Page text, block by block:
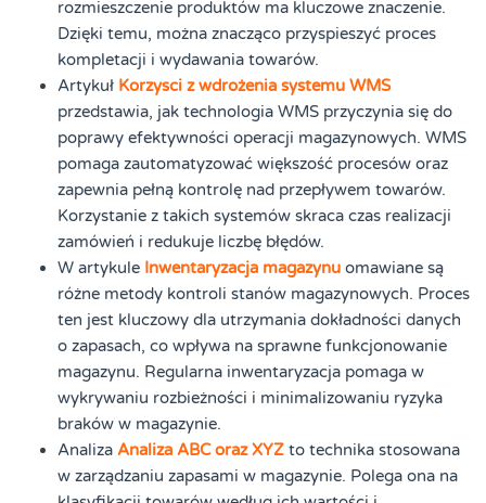
rozmieszczenie produktów ma kluczowe znaczenie.
Dzięki temu, można znacząco przyspieszyć proces
kompletacji i wydawania towarów.
Artykuł Korzysci z wdrożenia systemu WMS
przedstawia, jak technologia WMS przyczynia się do
poprawy efektywności operacji magazynowych. WMS
pomaga zautomatyzować większość procesów oraz
zapewnia pełną kontrolę nad przepływem towarów.
Korzystanie z takich systemów skraca czas realizacji
zamówień i redukuje liczbę błędów.
W artykule Inwentaryzacja magazynu omawiane są
różne metody kontroli stanów magazynowych. Proces
ten jest kluczowy dla utrzymania dokładności danych
o zapasach, co wpływa na sprawne funkcjonowanie
magazynu. Regularna inwentaryzacja pomaga w
wykrywaniu rozbieżności i minimalizowaniu ryzyka
braków w magazynie.
AnalizaAnaliza ABC oraz XYZ to technika stosowana
w zarządzaniu zapasami w magazynie. Polega ona na